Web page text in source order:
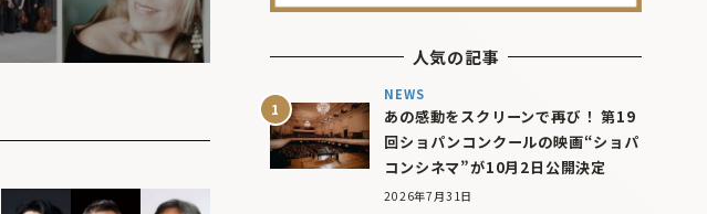
人気の記事
NEWS
あの感動をスクリーンで再び！ 第19
回ショパンコンクールの映画“ショパ
コンシネマ”が10月2日公開決定
2026年7月31日